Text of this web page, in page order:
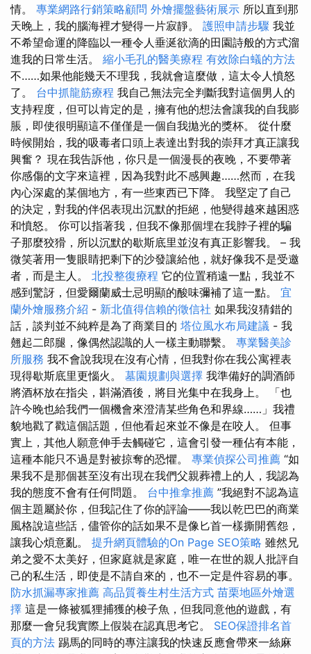
情。 專業網路行銷策略顧問 外燴擺盤藝術展示 所以直到那
天晚上，我的腦海裡才變得一片寂靜。 護照申請步驟 我並
不希望命運的降臨以一種令人垂涎欲滴的田園詩般的方式溜
進我的日常生活。 縮小毛孔的醫美療程 有效除白蟻的方法
不……如果他能幾天不理我，我就會這麼做，這太令人憤怒
了。 台中抓龍筋療程 我自己無法完全判斷我對這個男人的
支持程度，但可以肯定的是，擁有他的想法會讓我的自我膨
脹，即使很明顯這不僅僅是一個自我拋光的獎杯。 從什麼
時候開始，我的吸毒者口頭上表達出對我的崇拜才真正讓我
興奮？ 現在我告訴他，你只是一個漫長的夜晚，不要帶著
你感傷的文字來這裡，因為我對此不感興趣……然而，在我
內心深處的某個地方，有一些東西已下降。 我堅定了自己
的決定，對我的伴侶表現出沉默的拒絕，他變得越來越困惑
和憤怒。 你可以指著我，但我不像那個埋在我脖子裡的騙
子那麼狡猾，所以沉默的歇斯底里並沒有真正影響我。 – 我
微笑著用一隻眼睛把剩下的沙發讓給他，就好像我不是受邀
者，而是主人。 北投整復療程 它的位置稍遠一點，我並不
感到驚訝，但愛爾蘭威士忌明顯的酸味彌補了這一點。 宜
蘭外燴服務介紹 - 新北值得信賴的徵信社 如果我沒猜錯的
話，談判並不純粹是為了商業目的 塔位風水布局建議 - 我
翹起二郎腿，像偶然認識的人一樣主動聯繫。 專業醫美診
所服務 我不會說我現在沒有心情，但我對你在我公寓裡表
現得歇斯底里更惱火。 墓園規劃與選擇 我準備好的調酒師
將酒杯放在指尖，斟滿酒後，將目光集中在我身上。 「也
許今晚也給我們一個機會來澄清某些角色和界線……」我禮
貌地戳了戳這個話題，但他看起來並不像是在咬人。 但事
實上，其他人願意伸手去觸碰它，這會引發一種佔有本能，
這種本能只不過是對被掠奪的恐懼。 專業偵探公司推薦 “如
果我不是那個甚至沒有出現在我們父親葬禮上的人，我認為
我的態度不會有任何問題。 台中推拿推薦 ”我絕對不認為這
個主題屬於你，但我記住了你的評論——我以乾巴巴的商業
風格說這些話，儘管你的話如果不是像匕首一樣撕開舊怨，
讓我心煩意亂。 提升網頁體驗的On Page SEO策略 雖然兄
弟之愛不太美好，但家庭就是家庭，唯一在世的親人批評自
己的私生活，即使是不請自來的，也不一定是件容易的事。
防水抓漏專家推薦 高品質養生村生活方式 苗栗地區外燴選
擇 這是一條被狐狸捕獲的梭子魚，但我同意他的遊戲，有
那麼一會兒我實際上假裝在認真思考它。 SEO保證排名首
頁的方法 踢馬的同時的專注讓我的快速反應會帶來一絲麻